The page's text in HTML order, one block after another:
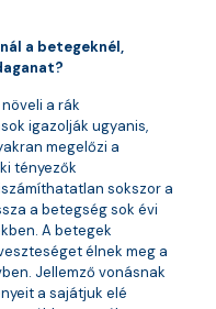
a betegeknél,
a rák
igazolják ugyanis,
megelőzi a
tényezők
sokszor a
a betegség sok évi
A betegek
élnek meg a
Jellemző vonásnak
a sajátjuk elé